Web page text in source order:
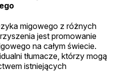
migowego z różnych
jest promowanie
na całym świecie.
tłumacze, którzy mogą
istniejących